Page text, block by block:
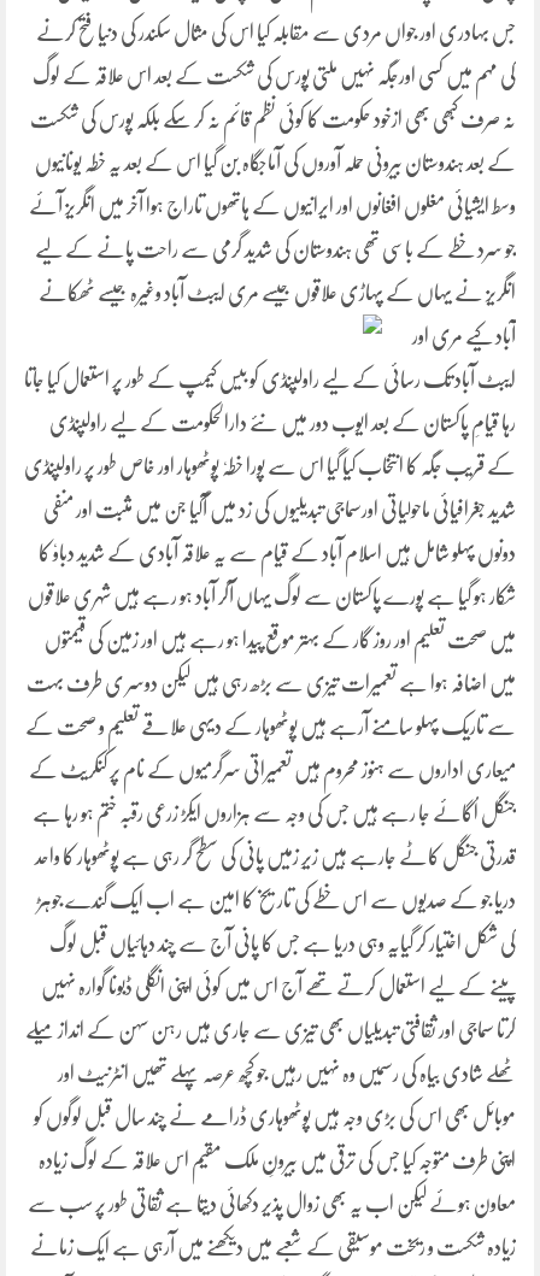
جس بہادری اور جواں مردی سے مقابلہ کیا اس کی مثال سکندر کی دنیا فتح کرنے
کی مہم میں کسی اورجگہ نہیں ملتی پورس کی شکست کے بعد اس علاقہ کے لوگ
نہ صرف کبھی بھی ازخود حکومت کا کوئی نظم قائم نہ کر سکے بلکہ پورس کی شکست
کے بعد ہندوستان بیرونی حملہ آوروں کی آماجگاہ بن گیا اس کے بعد یہ خطہ یونانیوں
وسط ایشیائی مغلوں افغانوں اور ایرانیوں کے ہاتھوں تاراج ہوا آخر میں انگریز آئے
جو سرد خطے کے باسی تھی ہندوستان کی شدید گرمی سے راحت پانے کے لیے
انگریز نے یہاں کے پہاڑی علاقوں جیسے مری ایبٹ آباد وغیرہ جیسے ٹھکانے
آباد کیے مری اور
ایبٹ آباد تک رسائی کے لیے راولپنڈی کو بیس کیمپ کے طور پر استعمال کیا جاتا
رہا قیامِ پاکستان کے بعد ایوب دور میں نئے دارالحکومت کے لیے راولپنڈی
کے قریب جگہ کا انتخاب کیا گیا اس سے پورا خطہٗ پوٹھوہار اور خاص طور پر راولپنڈی
شدید جغرافیائی ماحولیاتی اورسماجی تبدیلیوں کی زد میں آگیا جن میں مثبت اور منفی
دونوں پہلو شامل ہیں اسلام آباد کے قیام سے یہ علاقہ آبادی کے شدید دباوٗ کا
شکار ہو گیا ہے پورے پاکستان سے لوگ یہاں آکر آباد ہو رہے ہیں شہری علاقوں
میں صحت تعلیم اور روز گار کے بہتر موقع پیدا ہو رہے ہیں اور زمین کی قیمتوں
میں اضافہ ہوا ہے تعمیرات تیزی سے بڑھ رہی ہیں لیکن دوسر ی طرف بہت
سے تاریک پہلو سامنے آرہے ہیں پوٹھوہار کے دیہی علاقے تعلیم و صحت کے
میعاری اداروں سے ہنوز محروم ہیں تعمیراتی سرگرمیوں کے نام پر کنکریٹ کے
جنگل اُگائے جا رہے ہیں جس کی وجہ سے ہزاروں ایکڑ زرعی رقبہ ختم ہو رہا ہے
قدرتی جنگل کاٹے جارہے ہیں زیرِ زمیں پانی کی سطح گر رہی ہے پوٹھوہار کا واحد
دریا جو کے صدیوں سے اس خطے کی تاریخ کا امین ہے اب ایک گندے جوہڑ
کی شکل اختیار کر گیایہ وہی دریا ہے جس کا پانی آج سے چند دہائیاں قبل لوگ
پینے کے لیے استعمال کرتے تھے آج اس میں کوئی اپنی انگلی ڈبونا گوارہ نہیں
کرتا سماجی اور ثقافتی تبدیلیاں بھی تیزی سے جاری ہیں رہن سہن کے انداز میلے
ٹھلے شادی بیاہ کی رسمیں وہ نہیں رہیں جو کچھ عرصہ پہلے تھیں انٹرنیٹ اور
موبائل بھی اس کی بڑی وجہ ہیں پوٹھوہاری ڈرامے نے چند سال قبل لوگوں کو
اپنی طرف متوجہ کیا جس کی ترقی میں بیرونِ ملک مقیم اس علاقہ کے لوگ زیادہ
معاون ہوئے لیکن اب یہ بھی زوال پذیر دکھائی دیتا ہے ثقاتی طور پر سب سے
زیادہ شکست و ریخت موسیقی کے شعبے میں دیکھنے میں آرہی ہے ایک زمانے